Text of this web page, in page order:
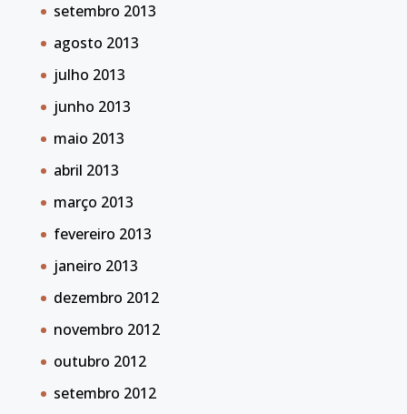
setembro 2013
agosto 2013
julho 2013
junho 2013
maio 2013
abril 2013
março 2013
fevereiro 2013
janeiro 2013
dezembro 2012
novembro 2012
outubro 2012
setembro 2012